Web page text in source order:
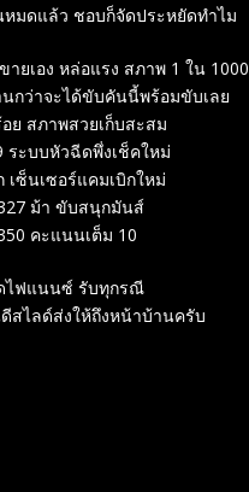
มดแล้ว ชอบก็จัดประหยัดทำไม
ายเอง หล่อแรง สภาพ 1 ใน 1000
กว่าจะได้ขับคันนี้พร้อมขับเลย
ย สภาพสวยเก็บสะสม
ระบบหัวฉีดพึ่งเช็คใหม่
เซ็นเซอร์แคมเบิกใหม่
ม้า ขับสนุกมันส์
คะแนนเต็ม 10
ไฟแนนซ์ รับทุกรณี
ดีสไลด์ส่งให้ถึงหน้าบ้านครับ